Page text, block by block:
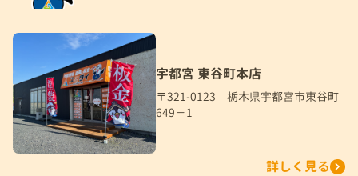
宇都宮 東谷町本店
〒321-0123 栃木県宇都宮市東谷町
649－1
詳しく見る